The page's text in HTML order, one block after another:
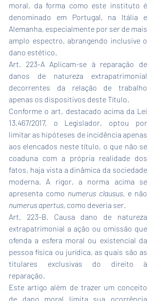
moral, da forma como este instituto é
denominado em Portugal, na Itália e
Alemanha, especialmente por ser de mais
amplo espectro, abrangendo inclusive o
dano estético.
Art. 223-A Aplicam-se à reparação de
danos de natureza extrapatrimonial
decorrentes da relação de trabalho
apenas os dispositivos deste Título.
Conforme o art. destacado acima da Lei
13.467/2017, o Legislador, optou por
limitar as hipóteses de incidência apenas
aos elencados neste título, o que não se
coaduna com a própria realidade dos
fatos, haja vista a dinâmica da sociedade
moderna. A rigor, a norma acima se
apresenta como numerus clausus
numerus apertus, como deveria ser.
Art. 223-B. Causa dano de natureza
extrapatrimonial a ação ou omissão que
ofenda a esfera moral ou existencial da
pessoa física ou jurídica, as quais são as
titulares exclusivas do direito à
reparação.
Este artigo além de trazer um conceito
de dano moral limita sua ocorrência